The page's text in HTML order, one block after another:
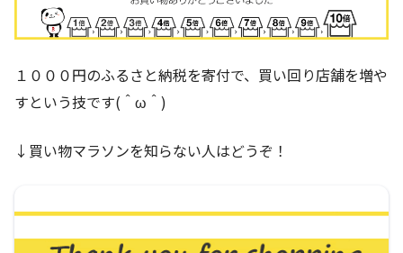
１０００円のふるさと納税を寄付で、買い回り店舗を増や
すという技です(＾ω＾)
↓買い物マラソンを知らない人はどうぞ！